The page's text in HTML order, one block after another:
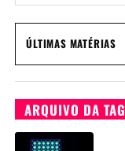
ÚLTIMAS MATÉRIAS
ARQUIVO DA TAG